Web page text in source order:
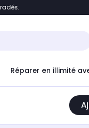
Accéder
Réparer en illimité